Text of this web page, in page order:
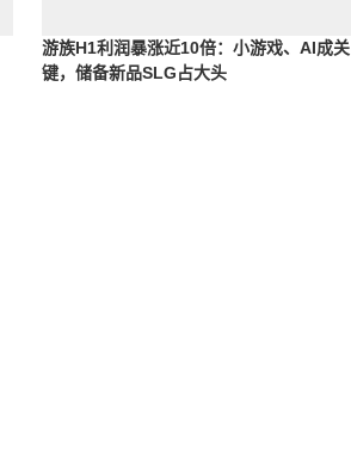
游族H1利润暴涨近10倍：小游戏、AI成关
键，储备新品SLG占大头